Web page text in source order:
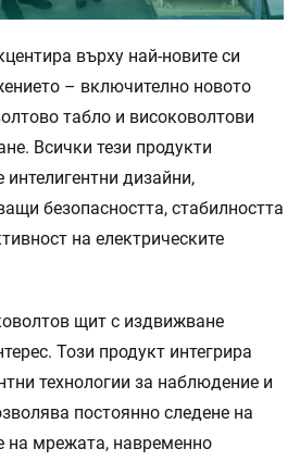
върху най-новите си
– включително новото
табло и високоволтови
Всички тези продукти
дизайни,
безопасността, стабилността
на електрическите
щит с издвижване
Този продукт интегрира
технологии за наблюдение и
постоянно следене на
на мрежата, навременно